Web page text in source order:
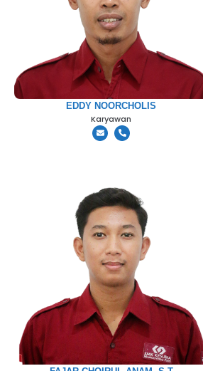
EDDY NOORCHOLIS
Karyawan